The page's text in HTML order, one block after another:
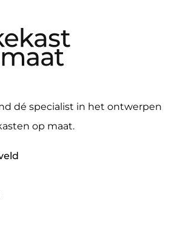
dé specialist in het ontwerpen
op maat.